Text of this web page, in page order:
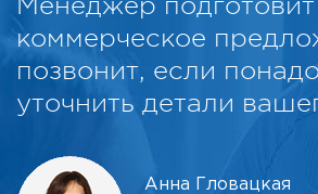
коммерческое
позвонит, если
уточнить детали
Анна Гловацкая